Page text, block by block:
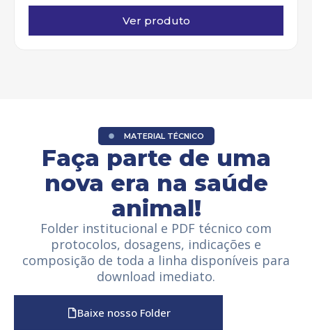
Ver produto
MATERIAL TÉCNICO
Faça parte de uma
nova era na saúde
animal!
Folder institucional e PDF técnico com
protocolos, dosagens, indicações e
composição de toda a linha disponíveis para
download imediato.
Baixe nosso Folder